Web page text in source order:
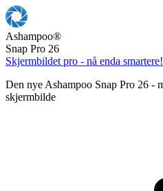
Ashampoo®
Snap Pro 26
Skjermbildet pro - nå enda smartere!
Den nye Ashampoo Snap Pro 26 -
skjermbilde